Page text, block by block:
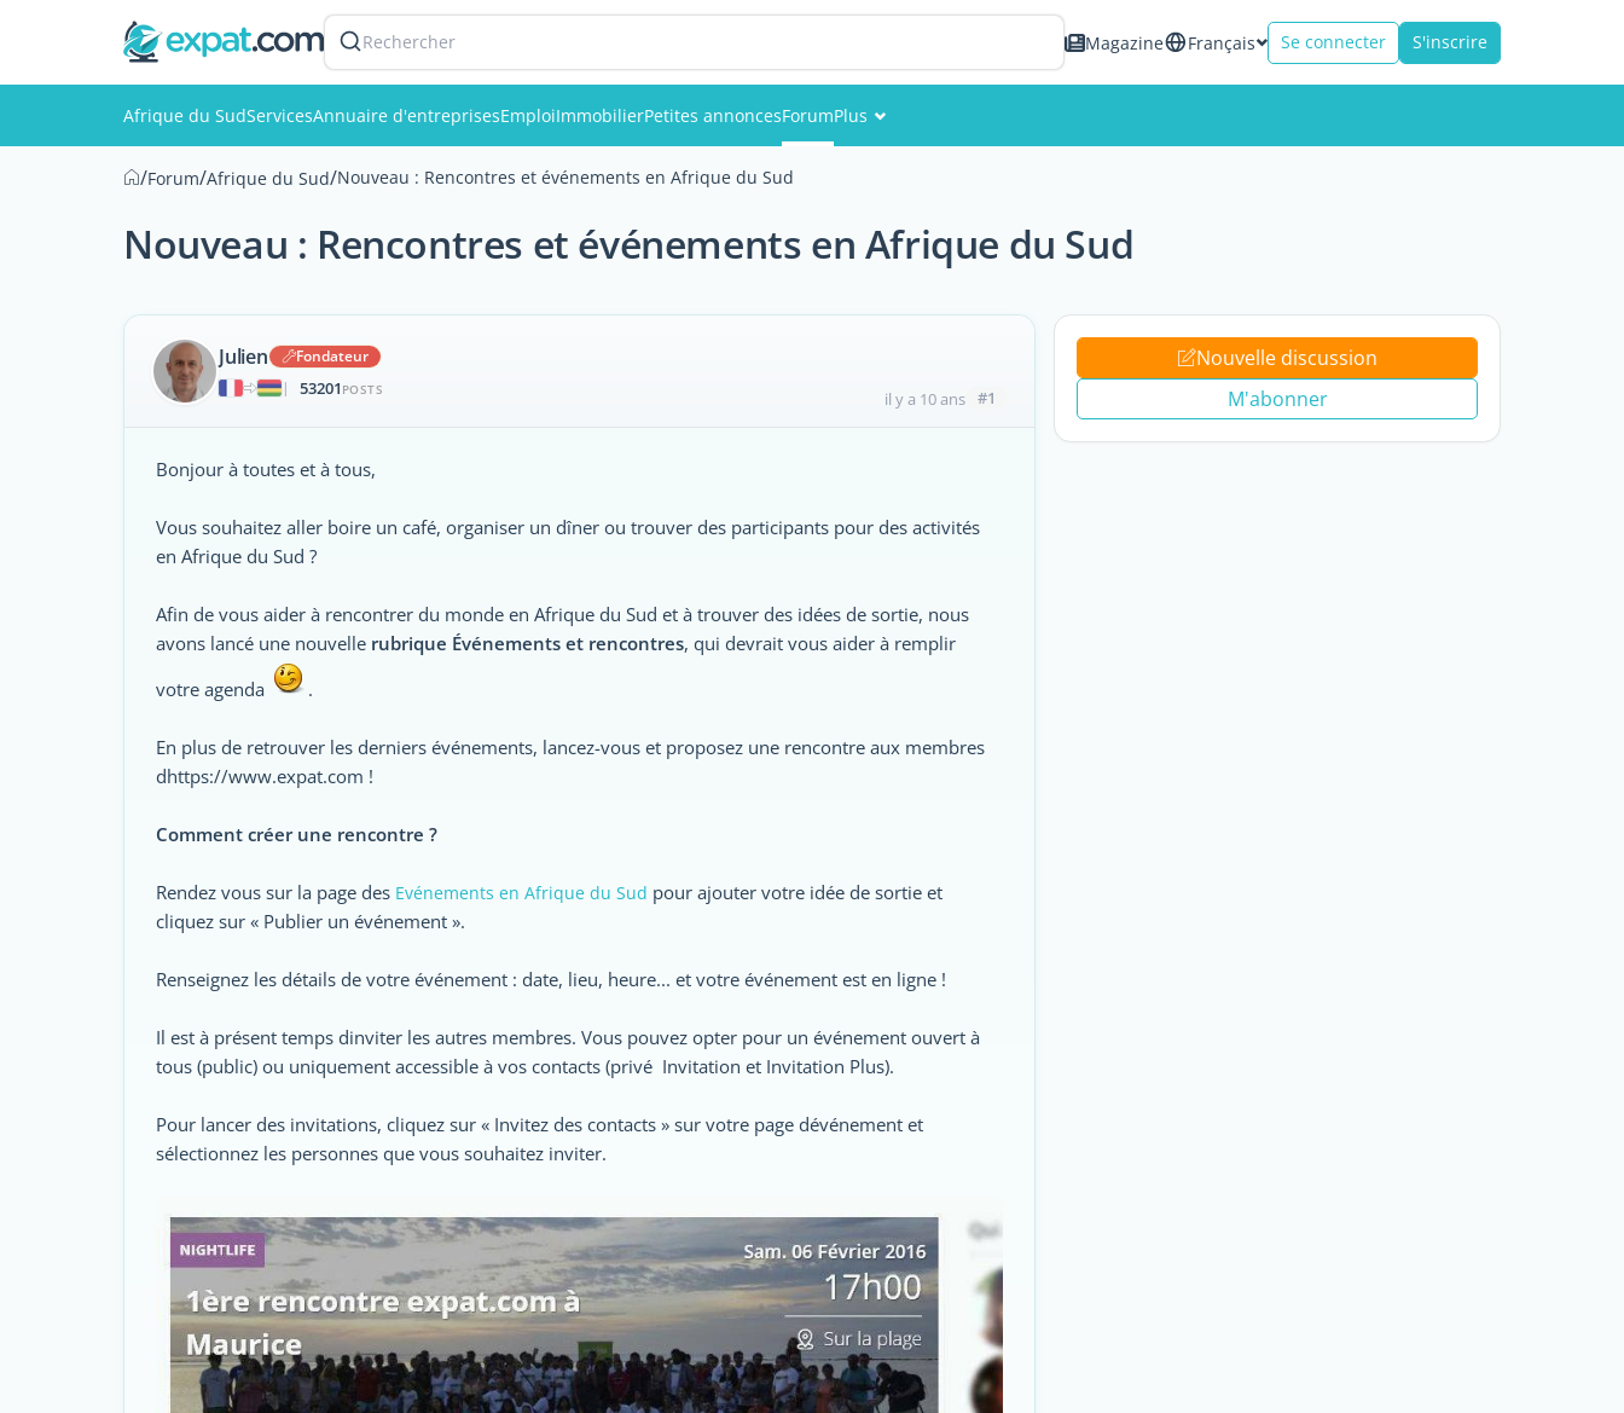
Rechercher Magazine Français Se connecter S'inscrire
Afrique du SudServicesAnnuaire d'entreprisesEmploiImmobilierPetites annoncesForumPlus
Membres
/Forum/Afrique du Sud/Nouveau : Rencontres et événements en Afrique du Sud
Nouveau : Rencontres et événements en Afrique du Sud
Julien
Fondateur
|
53201 POSTS il y a 10 ans #1
Bonjour à toutes et à tous,
Vous souhaitez aller boire un café, organiser un dîner ou trouver des participants pour des activités
en Afrique du Sud ?
Afin de vous aider à rencontrer du monde en Afrique du Sud et à trouver des idées de sortie, nous
avons lancé une nouvelle rubrique Événements et rencontres, qui devrait vous aider à remplir
votre agenda
.
En plus de retrouver les derniers événements, lancez-vous et proposez une rencontre aux membres
dhttps://www.expat.com !
Comment créer une rencontre ?
Rendez vous sur la page des Evénements en Afrique du Sud pour ajouter votre idée de sortie et
cliquez sur « Publier un événement ».
Renseignez les détails de votre événement : date, lieu, heure... et votre événement est en ligne !
Il est à présent temps dinviter les autres membres. Vous pouvez opter pour un événement ouvert à
tous (public) ou uniquement accessible à vos contacts (privé  Invitation et Invitation Plus).
Pour lancer des invitations, cliquez sur « Invitez des contacts » sur votre page dévénement et
sélectionnez les personnes que vous souhaitez inviter.
Nouvelle discussion
M'abonner